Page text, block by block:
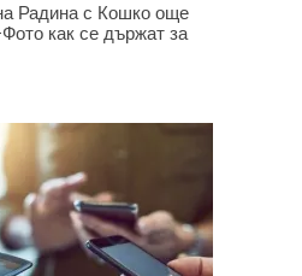
Радина с Кошко още
как се държат за